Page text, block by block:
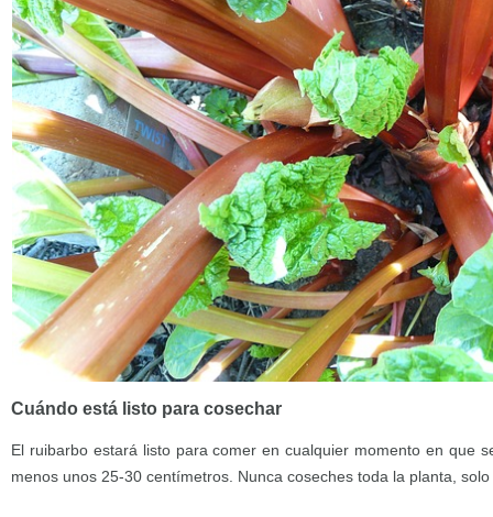
Cuándo está listo para cosechar
El ruibarbo estará listo para comer en cualquier momento en que
menos unos 25-30 centímetros. Nunca coseches toda la planta,